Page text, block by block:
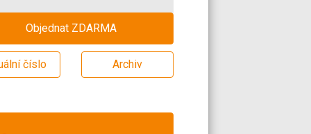
Objednat ZDARMA
číslo Archiv